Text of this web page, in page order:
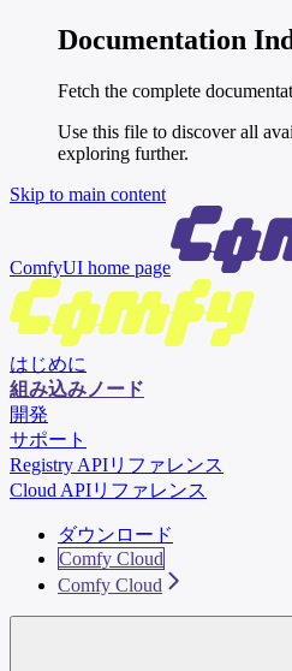
Documentation
Fetch the complete
Use this file to discover all
exploring further.
Skip to main content
ComfyUI home page
はじめに
組み込みノード
開発
サポート
Registry APIリファレンス
Cloud APIリファレンス
ダウンロード
Comfy Cloud
Comfy Cloud